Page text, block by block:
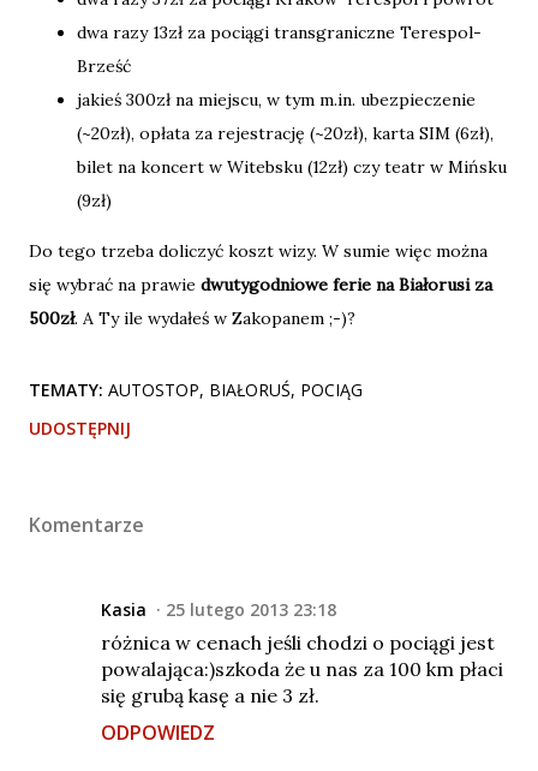
dwa razy 13zł za pociągi transgraniczne Terespol-
Brześć
jakieś 300zł na miejscu, w tym m.in. ubezpieczenie
(~20zł), opłata za rejestrację (~20zł), karta SIM (6zł),
bilet na koncert w Witebsku (12zł) czy teatr w Mińsku
(9zł)
Do tego trzeba doliczyć koszt wizy. W sumie więc można
się wybrać na prawie dwutygodniowe ferie na Białorusi za
500zł. A Ty ile wydałeś w Zakopanem ;-)?
TEMATY: AUTOSTOP BIAŁORUŚ POCIĄG
UDOSTĘPNIJ
Komentarze
Kasia 25 lutego 2013 23:18
różnica w cenach jeśli chodzi o pociągi jest
powalająca:)szkoda że u nas za 100 km płaci
się grubą kasę a nie 3 zł.
ODPOWIEDZ